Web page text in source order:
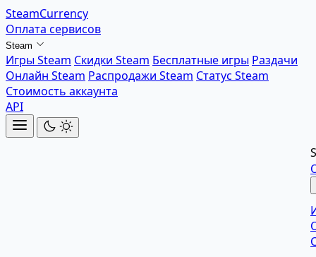
SteamCurrency
Оплата сервисов
Steam
Игры Steam Скидки Steam Бесплатные игры Раздачи
Онлайн Steam Распродажи Steam Статус Steam
Стоимость аккаунта
API